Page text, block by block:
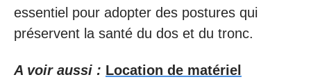
essentiel pour adopter des postures qui
préservent la santé du dos et du tronc.
A voir aussi : Location de matériel